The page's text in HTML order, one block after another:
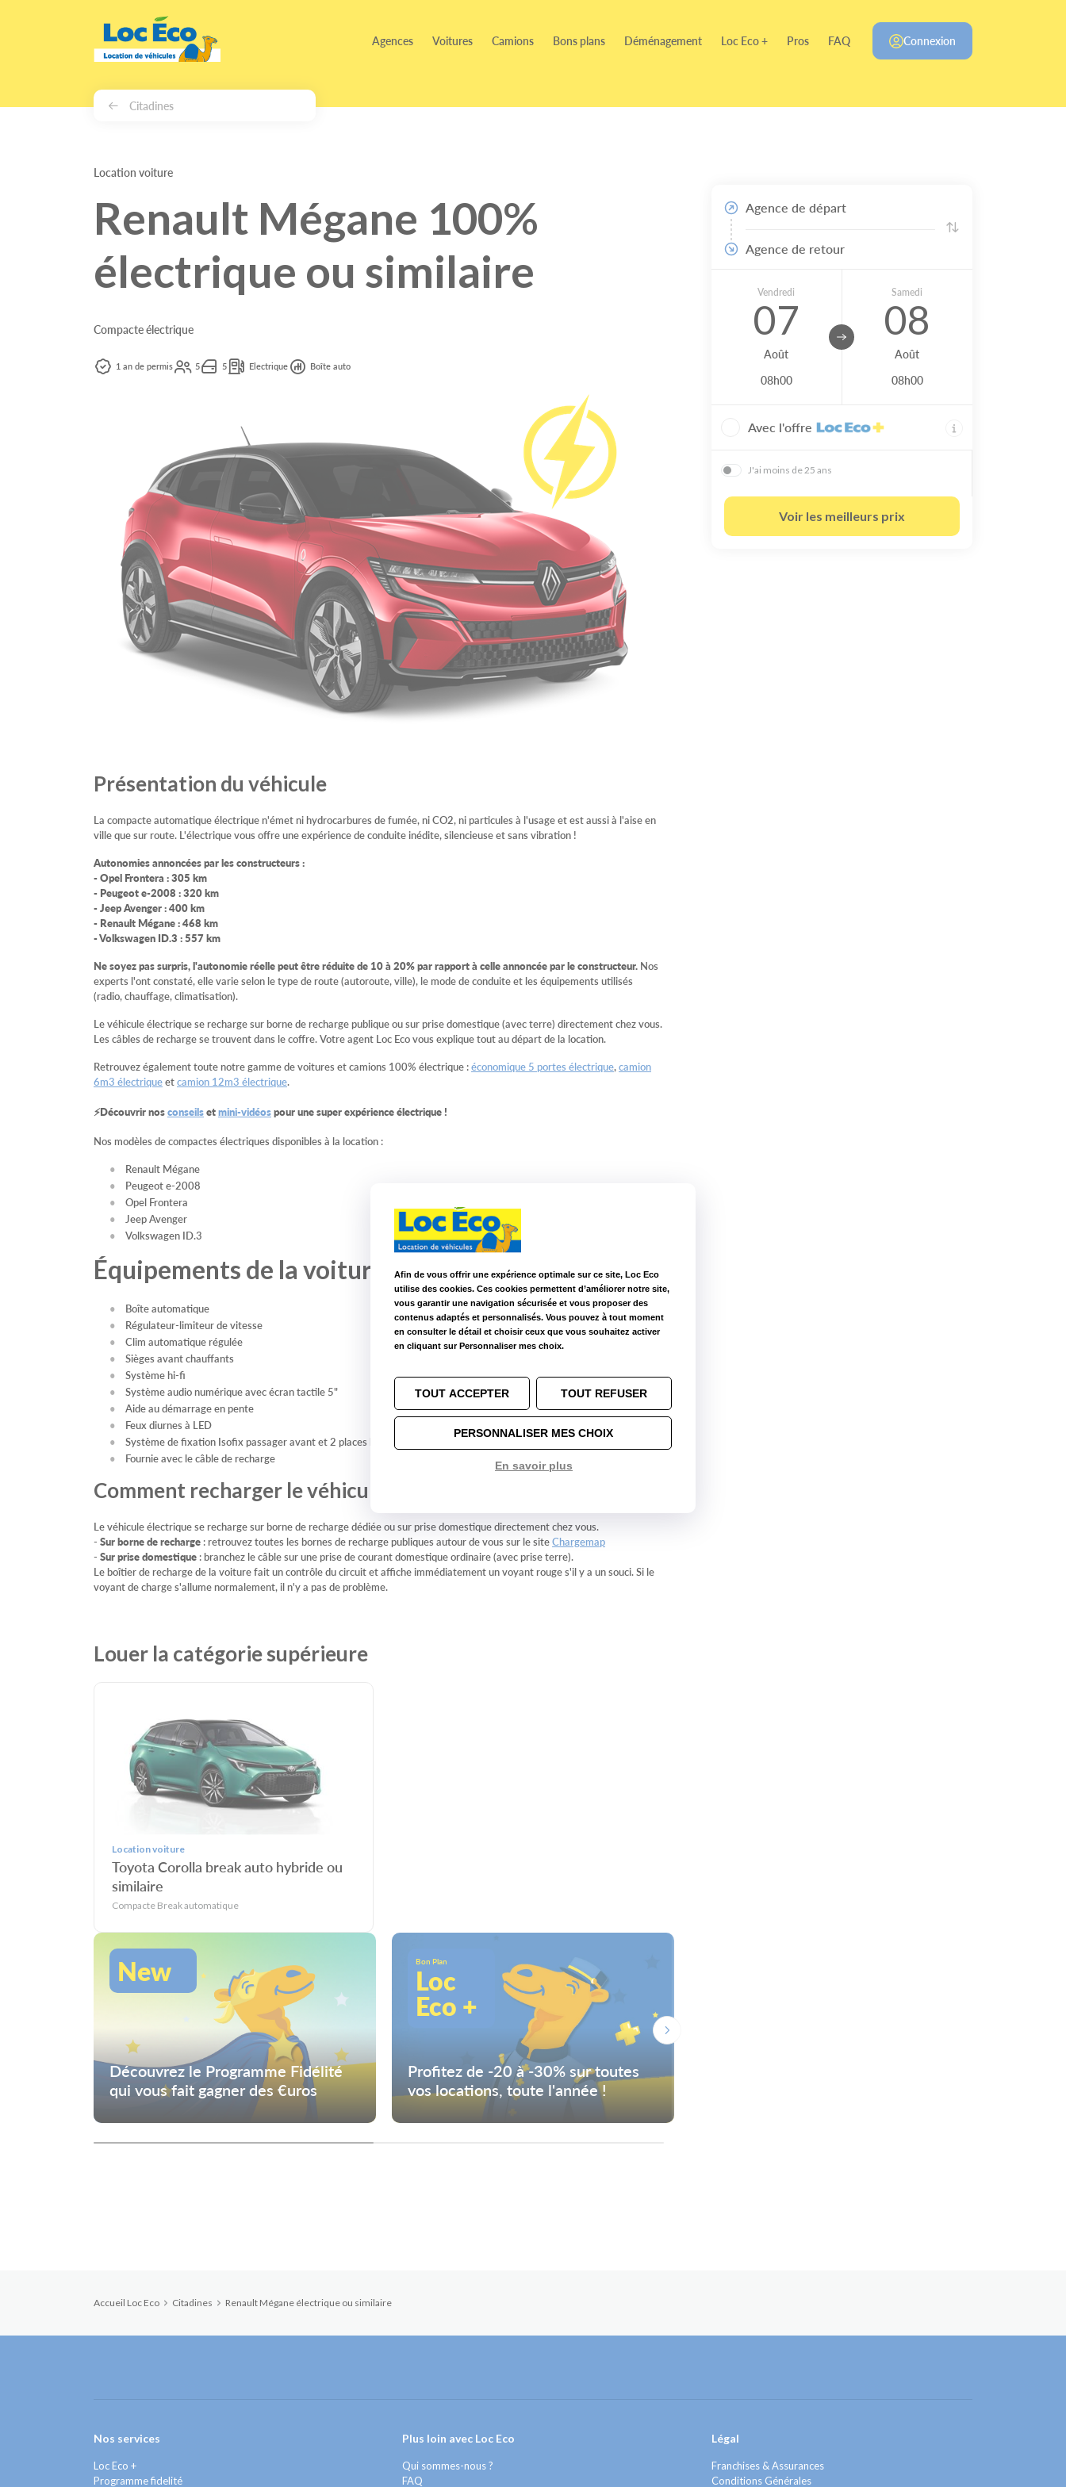
Agences Voitures Camions Bons plans Déménagement Loc Eco + Pros FAQ Connexion
Citadines
Location voiture
Renault Mégane 100%
électrique ou similaire
Compacte électrique
1 an de permis 5 5 Electrique Boîte auto
Présentation du véhicule
La compacte automatique électrique n'émet ni hydrocarbures de fumée, ni CO2, ni particules à l'usage et est aussi à l'aise en
ville que sur route. L'électrique vous offre une expérience de conduite inédite, silencieuse et sans vibration !
Autonomies annoncées par les constructeurs :
- Opel Frontera : 305 km
- Peugeot e-2008 : 320 km
- Jeep Avenger : 400 km
- Renault Mégane : 468 km
- Volkswagen ID.3 : 557 km
Ne soyez pas surpris, l'autonomie réelle peut être réduite de 10 à 20% par rapport à celle annoncée par le constructeur. Nos
experts l'ont constaté, elle varie selon le type de route (autoroute, ville), le mode de conduite et les équipements utilisés
(radio, chauffage, climatisation).
Le véhicule électrique se recharge sur borne de recharge publique ou sur prise domestique (avec terre) directement chez vous.
Les câbles de recharge se trouvent dans le coffre. Votre agent Loc Eco vous explique tout au départ de la location.
Retrouvez également toute notre gamme de voitures et camions 100% électrique :économique 5 portes électrique,camion
6m3 électriqueetcamion 12m3 électrique.
⚡Découvrir nosconseilsetmini-vidéospour une super expérience électrique !
Nos modèles de compactes électriques disponibles à la location :
Renault Mégane
Peugeot e-2008
Opel Frontera
Jeep Avenger
Volkswagen ID.3
Équipements de la voiture
Boîte automatique
Régulateur-limiteur de vitesse
Clim automatique régulée
Sièges avant chauffants
Système hi-fi
Système audio numérique avec écran tactile 5"
Aide au démarrage en pente
Feux diurnes à LED
Système de fixation Isofix passager avant et 2 places latérales arrières
Fournie avec le câble de recharge
Comment recharger le véhicule électrique ?
Le véhicule électrique se recharge sur borne de recharge dédiée ou sur prise domestique directement chez vous.
- Sur borne de recharge : retrouvez toutes les bornes de recharge publiques autour de vous sur le siteChargemap
- Sur prise domestique : branchez le câble sur une prise de courant domestique ordinaire (avec prise terre).
Le boîtier de recharge de la voiture fait un contrôle du circuit et affiche immédiatement un voyant rouge s'il y a un souci. Si le
voyant de charge s'allume normalement, il n'y a pas de problème.
Louer la catégorie supérieure
Location voiture
Toyota Corolla break auto hybride ou
similaire
Compacte Break automatique
New
Découvrez le Programme Fidélité
qui vous fait gagner des €uros
Bon Plan
Loc
Eco +
Profitez de -20 à -30% sur toutes
vos locations, toute l'année !
Agence de départ
Agence de retour
Vendredi
07
Août
08h00
Samedi
08
Août
08h00
Avec l'offre
J'ai moins de 25 ans
Voir les meilleurs prix
Accueil Loc Eco Citadines Renault Mégane électrique ou similaire
Nos services
Loc Eco +
Programme fidelité
Plus loin avec Loc Eco
Qui sommes-nous ?
FAQ
Légal
Franchises & Assurances
Conditions Générales
Afin de vous offrir une expérience optimale sur ce site, Loc Eco
utilise des cookies. Ces cookies permettent d’améliorer notre site,
vous garantir une navigation sécurisée et vous proposer des
contenus adaptés et personnalisés. Vous pouvez à tout moment
en consulter le détail et choisir ceux que vous souhaitez activer
en cliquant sur Personnaliser mes choix.
TOUT ACCEPTER TOUT REFUSER
PERSONNALISER MES CHOIX
En savoir plus